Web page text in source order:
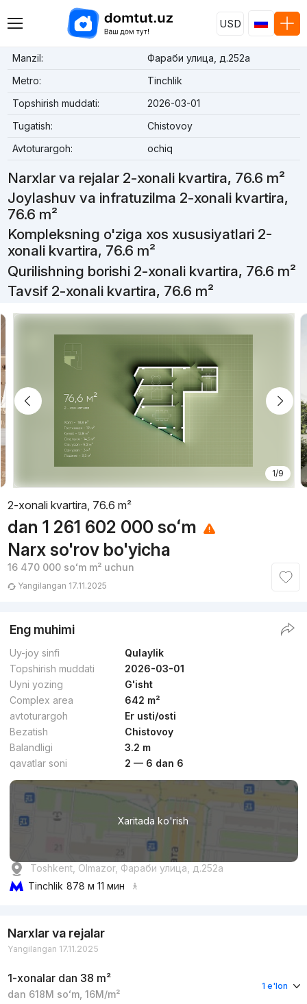
USD
Manzil:
Фараби улица, д.252a
Metro:
Tinchlik
Topshirish muddati:
2026-03-01
Tugatish:
Chistovoy
Avtoturargoh:
ochiq
Narxlar va rejalar 2-xonali kvartira, 76.6 m²
Joylashuv va infratuzilma 2-xonali kvartira,
76.6 m²
Kompleksning o'ziga xos xususiyatlari 2-
xonali kvartira, 76.6 m²
Qurilishning borishi 2-xonali kvartira, 76.6 m²
Tavsif 2-xonali kvartira, 76.6 m²
1/9
2-xonali kvartira, 76.6 m²
dan 1 261 602 000 soʻm
Narx so'rov bo'yicha
16 470 000 soʻmm² uchun
Yangilangan 17.11.2025
Eng muhimi
Uy-joy sinfi
Qulaylik
Topshirish muddati
2026-03-01
Uyni yozing
G'isht
Complex area
642 m²
avtoturargoh
Er usti/osti
Bezatish
Chistovoy
Balandligi
3.2 m
qavatlar soni
2 — 6 dan 6
Xaritada ko'rish
Toshkent, Olmazor, Фараби улица, д.252a
Tinchlik 878 м 11 мин
Narxlar va rejalar
Yangilangan 17.11.2025
1-xonalar dan 38 m²
dan 618M soʻm, 16M/m²
1 e'lon